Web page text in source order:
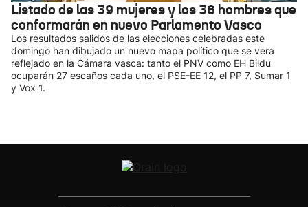
Listado de las 39 mujeres y los 36 hombres que
conformarán en nuevo Parlamento Vasco
Los resultados salidos de las elecciones celebradas este
domingo han dibujado un nuevo mapa político que se verá
reflejado en la Cámara vasca: tanto el PNV como EH Bildu
ocuparán 27 escaños cada uno, el PSE-EE 12, el PP 7, Sumar 1
y Vox 1.